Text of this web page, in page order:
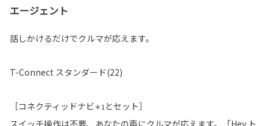
エージェント
話しかけるだけでクルマが応えます。
T-Connect スタンダード(22)
［コネクティッドナビ＊1とセット］